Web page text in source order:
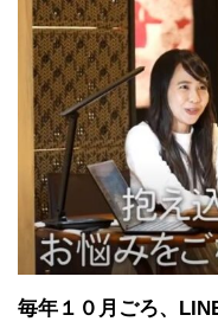
毎年１０月ごろ、